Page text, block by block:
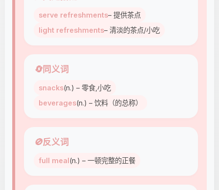
serve refreshments– 提供茶点
light refreshments– 清淡的茶点/小吃
🔄同义词
snacks(n.) – 零食,小吃
beverages(n.) – 饮料（的总称）
🚫反义词
full meal(n.) – 一顿完整的正餐